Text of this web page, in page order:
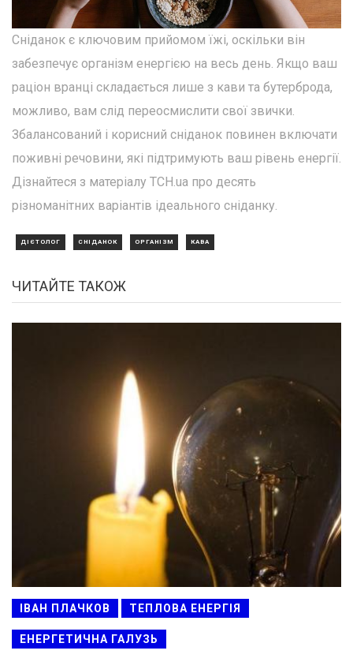
Сніданок є ключовим прийомом їжі, оскільки він
забезпечує організм енергією на весь день. Якщо ваш
раціон вранці складається лише з кави та бутерброда,
можливо, вам слід переосмислити свої звички.
Збалансований і корисний сніданок повинен включати
поживні речовини, які підтримують ваш рівень енергії.
Дізнайтеся з матеріалу ТСН.ua про десять
різноманітних варіантів ідеального сніданку.
ДІЄТОЛОГ СНІДАНОК ОРГАНІЗМ КАВА
ЧИТАЙТЕ ТАКОЖ
ІВАН ПЛАЧКОВ ТЕПЛОВА ЕНЕРГІЯ
ЕНЕРГЕТИЧНА ГАЛУЗЬ